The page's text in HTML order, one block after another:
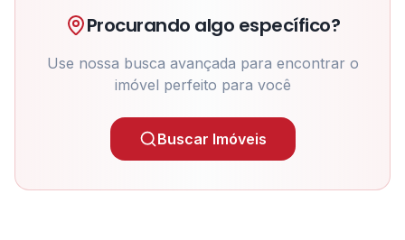
Procurando algo específico?
Use nossa busca avançada para encontrar o
imóvel perfeito para você
Buscar Imóveis